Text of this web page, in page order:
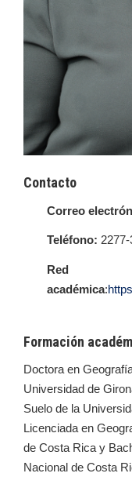
Contacto
Correo
Teléfono:
Red
académica:
Formación
Doctora en
Universidad de
Suelo de la
Licenciada en
de Costa Rica y
Nacional de Costa